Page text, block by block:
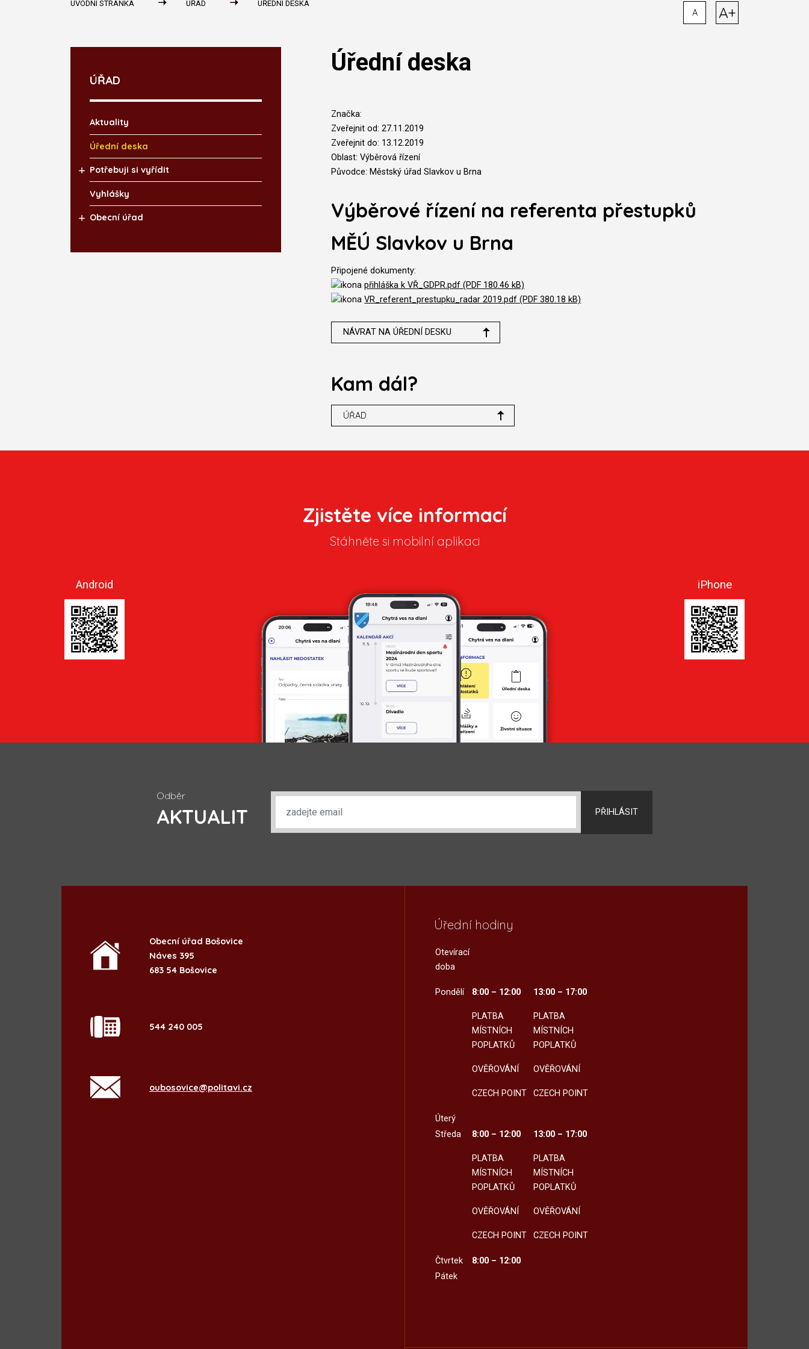
ÚVODNÍ STRÁNKA ÚŘAD ÚŘEDNÍ DESKA
A A+
Úřední deska
Značka:
Zveřejnit od: 27.11.2019
Zveřejnit do: 13.12.2019
Oblast: Výběrová řízení
Původce: Městský úřad Slavkov u Brna
Výběrové řízení na referenta přestupků
MĚÚ Slavkov u Brna
Připojené dokumenty:
přihláška k VŘ_GDPR.pdf (PDF 180.46 kB)
VR_referent_prestupku_radar 2019.pdf (PDF 380.18 kB)
NÁVRAT NA ÚŘEDNÍ DESKU
Kam dál?
ÚŘAD
ÚŘAD
Aktuality
Úřední deska
Potřebuji si vyřídit
Vyhlášky
Obecní úřad
Zjistěte více informací
Stáhněte si mobilní aplikaci
Android iPhone
Odběr
AKTUALIT PŘIHLÁSIT
Obecní úřad Bošovice
Náves 395
683 54 Bošovice
544 240 005
oubosovice@politavi.cz
Úřední hodiny
Otevírací
doba
Pondělí 8:00 – 12:00
PLATBA
MÍSTNÍCH
POPLATKŮ
OVĚŘOVÁNÍ
CZECH POINT
13:00 – 17:00
PLATBA
MÍSTNÍCH
POPLATKŮ
OVĚŘOVÁNÍ
CZECH POINT
Úterý
Středa
8:00 – 12:00
PLATBA
MÍSTNÍCH
POPLATKŮ
OVĚŘOVÁNÍ
CZECH POINT
13:00 – 17:00
PLATBA
MÍSTNÍCH
POPLATKŮ
OVĚŘOVÁNÍ
CZECH POINT
Čtvrtek
8:00 – 12:00
Pátek